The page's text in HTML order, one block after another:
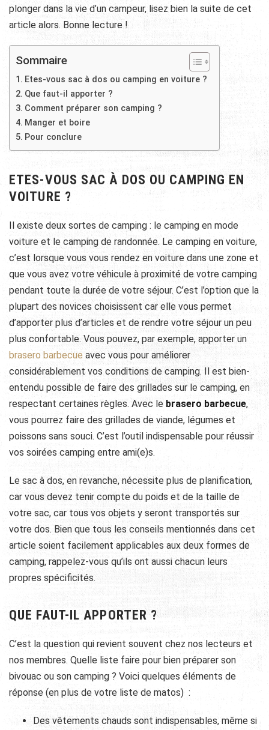
plonger dans la vie d’un campeur, lisez bien la suite de cet
article alors. Bonne lecture !
Sommaire
Etes-vous sac à dos ou camping en voiture ?
Que faut-il apporter ?
Comment préparer son camping ?
Manger et boire
Pour conclure
ETES-VOUS SAC À DOS OU CAMPING EN
VOITURE ?
Il existe deux sortes de camping : le camping en mode
voiture et le camping de randonnée. Le camping en voiture,
c’est lorsque vous vous rendez en voiture dans une zone et
que vous avez votre véhicule à proximité de votre camping
pendant toute la durée de votre séjour. C’est l’option que la
plupart des novices choisissent car elle vous permet
d’apporter plus d’articles et de rendre votre séjour un peu
plus confortable. Vous pouvez, par exemple, apporter un
brasero barbecue avec vous pour améliorer
considérablement vos conditions de camping. Il est bien-
entendu possible de faire des grillades sur le camping, en
respectant certaines règles. Avec le brasero barbecue,
vous pourrez faire des grillades de viande, légumes et
poissons sans souci. C’est l’outil indispensable pour réussir
vos soirées camping entre ami(e)s.
Le sac à dos, en revanche, nécessite plus de planification,
car vous devez tenir compte du poids et de la taille de
votre sac, car tous vos objets y seront transportés sur
votre dos. Bien que tous les conseils mentionnés dans cet
article soient facilement applicables aux deux formes de
camping, rappelez-vous qu’ils ont aussi chacun leurs
propres spécificités.
QUE FAUT-IL APPORTER ?
C’est la question qui revient souvent chez nos lecteurs et
nos membres. Quelle liste faire pour bien préparer son
bivouac ou son camping ? Voici quelques éléments de
réponse (en plus de votre liste de matos) :
Des vêtements chauds sont indispensables, même si